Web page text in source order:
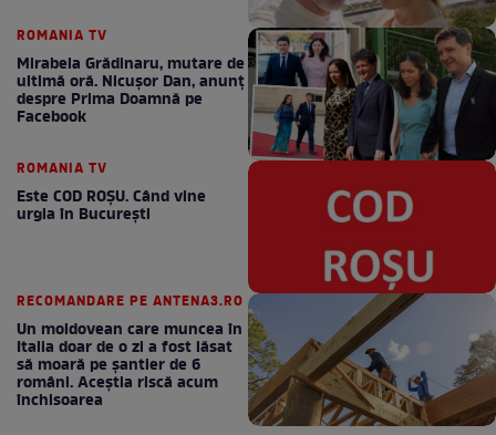
ROMANIA TV
Mirabela Grădinaru, mutare de
ultimă oră. Nicuşor Dan, anunţ
despre Prima Doamnă pe
Facebook
ROMANIA TV
Este COD ROŞU. Când vine
urgia în Bucureşti
RECOMANDARE PE ANTENA3.RO
Un moldovean care muncea în
Italia doar de o zi a fost lăsat
să moară pe şantier de 6
români. Aceștia riscă acum
închisoarea